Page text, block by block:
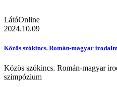
LátóOnline
2024.10.09
Közös szókincs. Román-magyar
Közös szókincs. Román-magyar
szimpózium